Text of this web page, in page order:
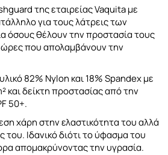
της εταιρείας Vaquita με
για τους λάτρεις των
όσους θέλουν την προστασία τους
ώρες που απολαμβάνουν την
82% Nylon και 18% Spandex με
και δείκτη προστασίας από την
50+.
χάρη στην ελαστικότητα του αλλά
του. Ιδανικό διότι το ύφασμα του
απομακρύνοντας την υγρασία.